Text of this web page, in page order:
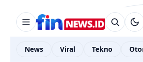
News Viral Tekno